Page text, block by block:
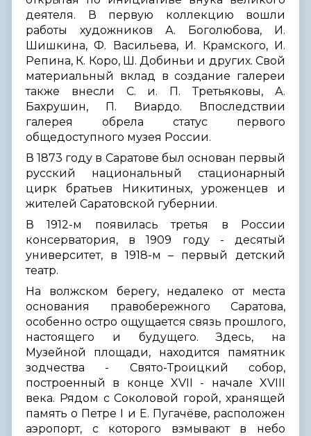
деятеля. В первую коллекцию вошли
работы художников А. Боголюбова, И.
Шишкина, Ф. Васильева, И. Крамского, И.
Репина, К. Коро, Ш. Добиньи и других. Свой
материальный вклад в создание галереи
также внесли С. и. П. Третьяковы, А.
Бахрушин, П. Виардо. Впоследствии
галерея обрела статус первого
общедоступного музея России.
В 1873 году в Саратове был основан первый
русский национальный стационарный
цирк братьев Никитиных, уроженцев и
жителей Саратовской губернии.
В 1912-м появилась третья в России
консерватория, в 1909 году - десятый
университет, в 1918-м – первый детский
театр.
На волжском берегу, недалеко от места
основания правобережного Саратова,
особенно остро ощущается связь прошлого,
настоящего и будущего. Здесь, на
Музейной площади, находится памятник
зодчества - Свято-Троицкий собор,
построенный в конце XVII - начале XVIII
века. Рядом с Соколовой горой, хранящей
память о Петре I и Е. Пугачёве, расположен
аэропорт, с которого взмывают в небо